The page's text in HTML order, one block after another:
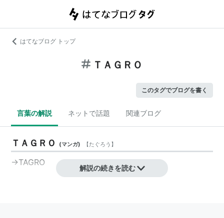
はてなブログ トップ
ＴＡＧＲＯ
このタグでブログを書く
言葉の解説 ネットで話題 関連ブログ
ＴＡＧＲＯ (マンガ) 【たぐろう 】
→TAGRO
解説の続きを読む